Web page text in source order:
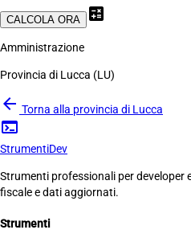
CALCOLA ORA calculate
Amministrazione
Provincia di Lucca (LU)
arrow_back Torna alla provincia di Lucca
terminal
StrumentiDev
Strumenti professionali per developer
fiscale e dati aggiornati.
Strumenti